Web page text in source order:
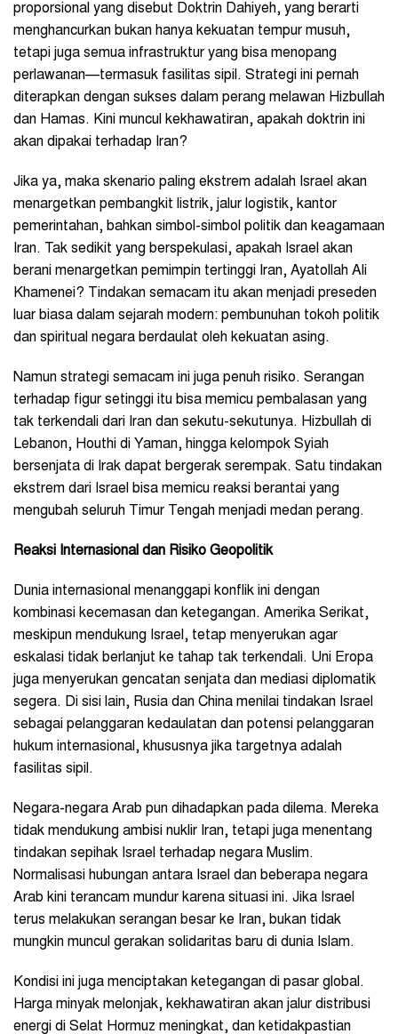
proporsional yang disebut Doktrin Dahiyeh, yang berarti
menghancurkan bukan hanya kekuatan tempur musuh,
tetapi juga semua infrastruktur yang bisa menopang
perlawanan—termasuk fasilitas sipil. Strategi ini pernah
diterapkan dengan sukses dalam perang melawan Hizbullah
dan Hamas. Kini muncul kekhawatiran, apakah doktrin ini
akan dipakai terhadap Iran?
Jika ya, maka skenario paling ekstrem adalah Israel akan
menargetkan pembangkit listrik, jalur logistik, kantor
pemerintahan, bahkan simbol-simbol politik dan keagamaan
Iran. Tak sedikit yang berspekulasi, apakah Israel akan
berani menargetkan pemimpin tertinggi Iran, Ayatollah Ali
Khamenei? Tindakan semacam itu akan menjadi preseden
luar biasa dalam sejarah modern: pembunuhan tokoh politik
dan spiritual negara berdaulat oleh kekuatan asing.
Namun strategi semacam ini juga penuh risiko. Serangan
terhadap figur setinggi itu bisa memicu pembalasan yang
tak terkendali dari Iran dan sekutu-sekutunya. Hizbullah di
Lebanon, Houthi di Yaman, hingga kelompok Syiah
bersenjata di Irak dapat bergerak serempak. Satu tindakan
ekstrem dari Israel bisa memicu reaksi berantai yang
mengubah seluruh Timur Tengah menjadi medan perang.
Reaksi Internasional dan Risiko Geopolitik
Dunia internasional menanggapi konflik ini dengan
kombinasi kecemasan dan ketegangan. Amerika Serikat,
meskipun mendukung Israel, tetap menyerukan agar
eskalasi tidak berlanjut ke tahap tak terkendali. Uni Eropa
juga menyerukan gencatan senjata dan mediasi diplomatik
segera. Di sisi lain, Rusia dan China menilai tindakan Israel
sebagai pelanggaran kedaulatan dan potensi pelanggaran
hukum internasional, khususnya jika targetnya adalah
fasilitas sipil.
Negara-negara Arab pun dihadapkan pada dilema. Mereka
tidak mendukung ambisi nuklir Iran, tetapi juga menentang
tindakan sepihak Israel terhadap negara Muslim.
Normalisasi hubungan antara Israel dan beberapa negara
Arab kini terancam mundur karena situasi ini. Jika Israel
terus melakukan serangan besar ke Iran, bukan tidak
mungkin muncul gerakan solidaritas baru di dunia Islam.
Kondisi ini juga menciptakan ketegangan di pasar global.
Harga minyak melonjak, kekhawatiran akan jalur distribusi
energi di Selat Hormuz meningkat, dan ketidakpastian